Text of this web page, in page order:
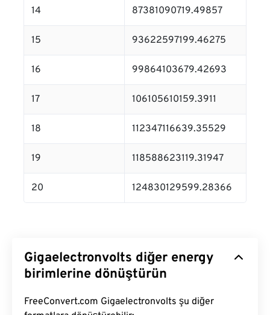
14 87381090719.49857
15 93622597199.46275
16 99864103679.42693
17 106105610159.3911
18 112347116639.35529
19 118588623119.31947
20 124830129599.28366
Gigaelectronvolts diğer energy
birimlerine dönüştürün
FreeConvert.com Gigaelectronvolts şu diğer